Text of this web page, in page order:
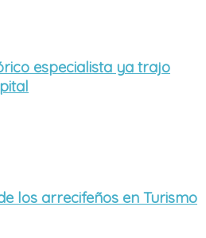
especialista ya trajo
los arrecifeños en Turismo